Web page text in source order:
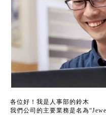
各位好！我是人事部的鈴木
我們公司的主要業務是名為